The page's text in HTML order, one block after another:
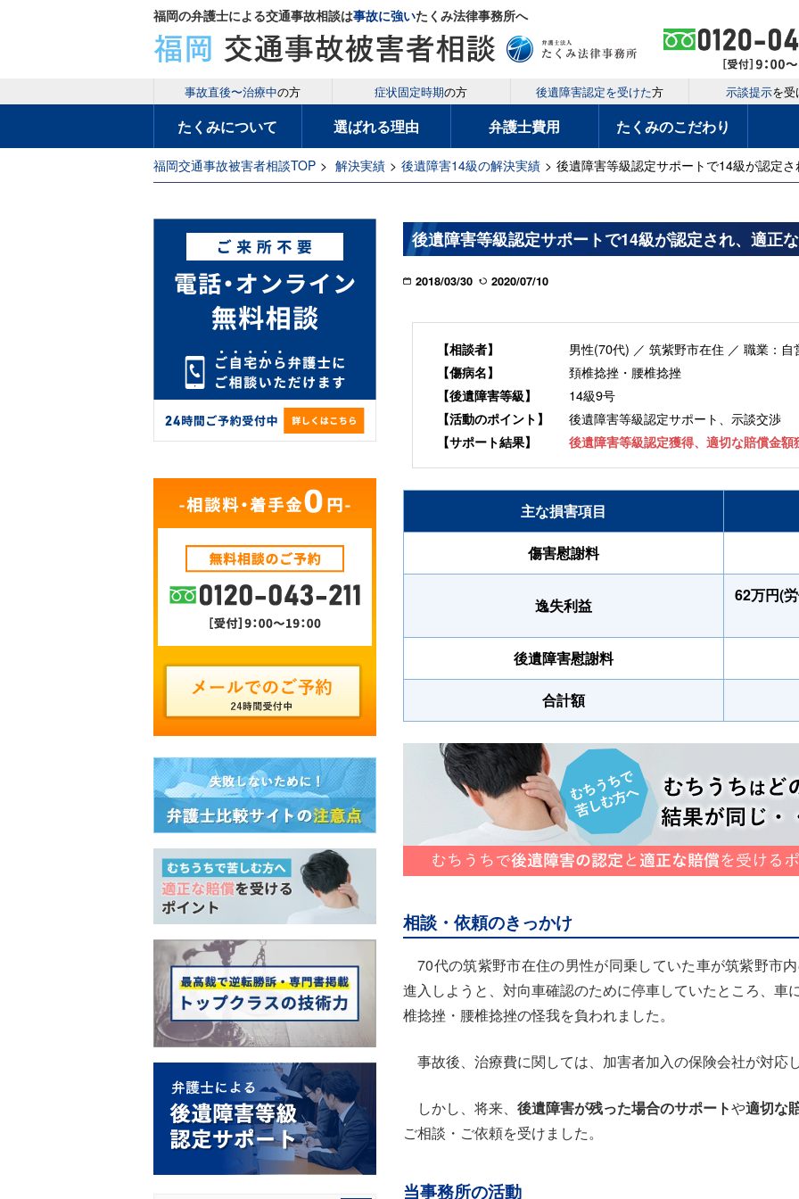
福岡の弁護士による交通事故相談は事故に強いたくみ法律事務所へ
事故直後〜治療中の方 症状固定時期の方 後遺障害認定を受けた方 示談提示を受
たくみについて 選ばれる理由 弁護士費用 たくみのこだわり
福岡交通事故被害者相談TOP > 解決実績 > 後遺障害14級の解決実績 > 後遺障害等級認定サポートで14級が認定
後遺障害等級認定サポートで14級が認定され、適正
2018/03/30 2020/07/10
【相談者】 男性(70代) ／ 筑紫野市在住 ／ 職業：自
【傷病名】 頚椎捻挫・腰椎捻挫
【後遺障害等級】 14級9号
【活動のポイント】 後遺障害等級認定サポート、示談交渉
【サポート結果】 後遺障害等級認定獲得、適切な賠償金額
主な損害項目
傷害慰謝料
逸失利益
62万円(
後遺障害慰謝料
合計額
相談・依頼のきっかけ
70代の筑紫野市在住の男性が同乗していた車が筑紫野市
進入しようと、対向車確認のために停車していたところ、車
椎捻挫・腰椎捻挫の怪我を負われました。
事故後、治療費に関しては、加害者加入の保険会社が対応
しかし、将来、 後遺障害が残った場合のサポートや適切な
ご相談・ご依頼を受けました。
当事務所の活動